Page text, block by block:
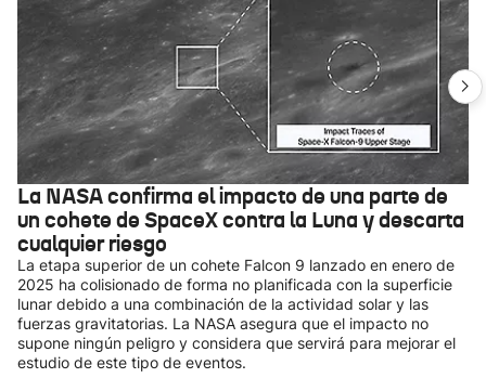
La NASA confirma el impacto de una parte de
un cohete de SpaceX contra la Luna y descarta
cualquier riesgo
La etapa superior de un cohete Falcon 9 lanzado en enero de
2025 ha colisionado de forma no planificada con la superficie
lunar debido a una combinación de la actividad solar y las
fuerzas gravitatorias. La NASA asegura que el impacto no
supone ningún peligro y considera que servirá para mejorar el
estudio de este tipo de eventos.